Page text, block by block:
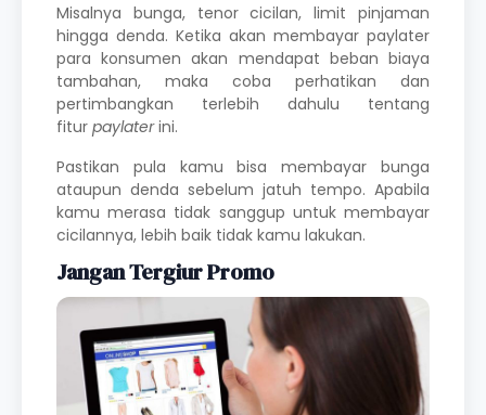
Misalnya bunga, tenor cicilan, limit pinjaman
hingga denda. Ketika akan membayar paylater
para konsumen akan mendapat beban biaya
tambahan, maka coba perhatikan dan
pertimbangkan terlebih dahulu tentang
fitur paylaterini.
Pastikan pula kamu bisa membayar bunga
ataupun denda sebelum jatuh tempo. Apabila
kamu merasa tidak sanggup untuk membayar
cicilannya, lebih baik tidak kamu lakukan.
Jangan Tergiur Promo